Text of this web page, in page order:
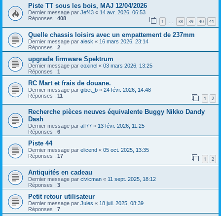
Piste TT sous les bois, MAJ 12/04/2026
Dernier message par Jef43 « 14 avr. 2026, 06:53
Réponses : 408 1 … 38 39 40 41
Quelle chassis loisirs avec un empattement de 237mm
Dernier message par alesk « 16 mars 2026, 23:14
Réponses : 2
upgrade firmware Spektrum
Dernier message par coxinel « 03 mars 2026, 13:25
Réponses : 1
RC Mart et frais de douane.
Dernier message par gibet_b « 24 févr. 2026, 14:48
Réponses : 11 1 2
Recherche pièces neuves équivalente Buggy Nikko Dandy
Dash
Dernier message par alf77 « 13 févr. 2026, 11:25
Réponses : 6
Piste 44
Dernier message par elicend « 05 oct. 2025, 13:35
Réponses : 17 1 2
Antiquités en cadeau
Dernier message par civicman « 11 sept. 2025, 18:12
Réponses : 3
Petit retour utilisateur
Dernier message par Jules « 18 juil. 2025, 08:39
Réponses : 7